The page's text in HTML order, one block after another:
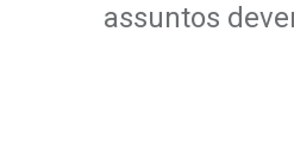
assuntos